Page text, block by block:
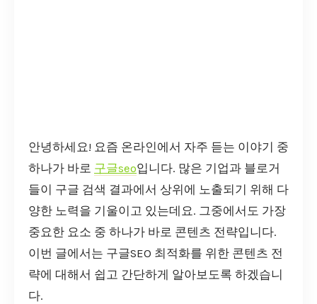
안녕하세요! 요즘 온라인에서 자주 듣는 이야기 중
하나가 바로 구글seo입니다. 많은 기업과 블로거
들이 구글 검색 결과에서 상위에 노출되기 위해 다
양한 노력을 기울이고 있는데요. 그중에서도 가장
중요한 요소 중 하나가 바로 콘텐츠 전략입니다.
이번 글에서는 구글SEO 최적화를 위한 콘텐츠 전
략에 대해서 쉽고 간단하게 알아보도록 하겠습니
다.